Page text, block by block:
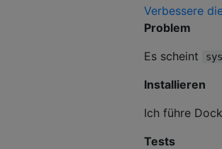
Verbessere
Problem
Es scheint
Installieren
Ich führe
Tests